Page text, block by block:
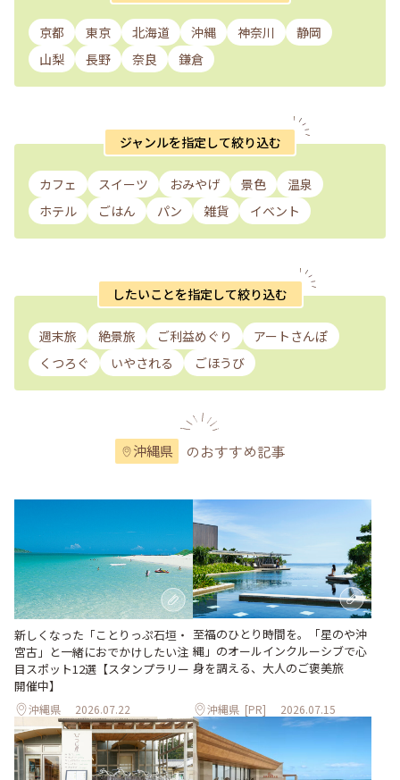
京都 東京 北海道 沖縄 神奈川
静岡
山梨
長野 奈良 鎌倉
ジャンルを指定して絞り込む
カフェ スイーツ おみやげ 景色
温泉
ホテル
ごはん パン 雑貨 イベント
したいことを指定して絞り込む
週末旅 絶景旅 ご利益めぐり
アートさんぽ
くつろぐ
いやされる ごほうび
沖縄県 のおすすめ記事
新しくなった「ことりっぷ石垣・
宮古」と一緒におでかけしたい注
目スポット12選【スタンプラリー
開催中】
沖縄県 2026.07.22
至福のひとり時間を。「星のや沖
縄」のオールインクルーシブで心
身を調える、大人のご褒美旅
沖縄県 [PR] 2026.07.15